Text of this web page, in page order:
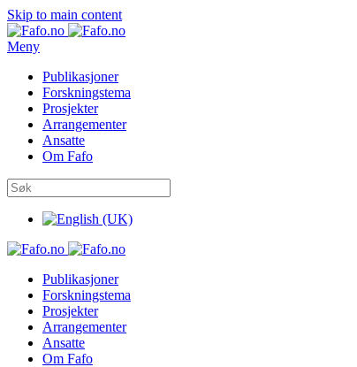
Skip to main content
Meny
Publikasjoner
Forskningstema
Prosjekter
Arrangementer
Ansatte
Om Fafo
Publikasjoner
Forskningstema
Prosjekter
Arrangementer
Ansatte
Om Fafo